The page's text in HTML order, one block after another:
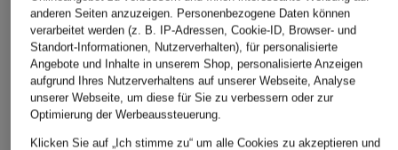
LAUREN RALPH
LAUREN
POLO RALPH LAUREN
Strick-Poloshirt
LAUREN
anderen Seiten anzuzeigen. Personenbezogene Daten können
verarbeitet werden (z. B. IP-Adressen, Cookie-ID, Browser- und
Standort-Informationen, Nutzerverhalten), für personalisierte
Angebote und Inhalte in unserem Shop, personalisierte Anzeigen
aufgrund Ihres Nutzerverhaltens auf unserer Webseite, Analyse
unserer Webseite, um diese für Sie zu verbessern oder zur
Optimierung der Werbeaussteuerung.
Klicken Sie auf „Ich stimme zu“ um alle Cookies zu akzeptieren und